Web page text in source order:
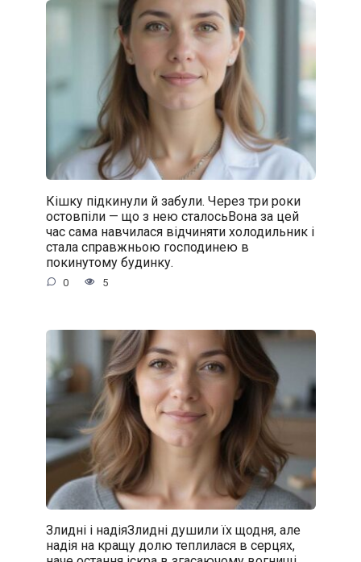
Кішку підкинули й забули. Через три роки
остовпіли — що з нею сталосьВона за цей
час сама навчилася відчиняти холодильник і
стала справжньою господинею в
покинутому будинку.
0 5
Злидні і надіяЗлидні душили їх щодня, але
надія на кращу долю теплилася в серцях,